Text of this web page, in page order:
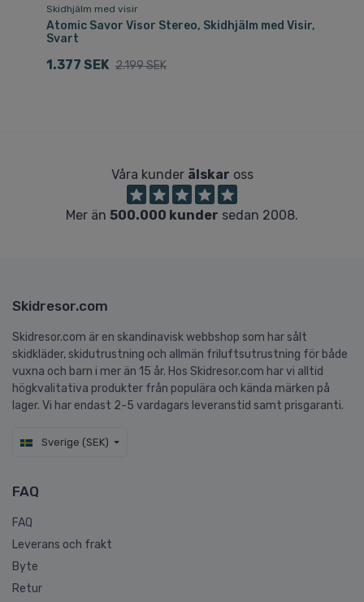
Skidhjälm med visir
Atomic Savor Visor Stereo, Skidhjälm med Visir,
Svart
1.377 SEK 2.199 SEK
Våra kunder älskar oss
Mer än 500.000 kunder sedan 2008.
Skidresor.com
Skidresor.com är en skandinavisk webbshop som har sålt
skidkläder, skidutrustning och allmän friluftsutrustning för både
vuxna och barn i mer än 15 år. Hos Skidresor.com har vi alltid
högkvalitativa produkter från populära och kända märken på
lager. Vi har endast 2-5 vardagars leveranstid samt prisgaranti.
Sverige (SEK)
FAQ
FAQ
Leverans och frakt
Byte
Retur